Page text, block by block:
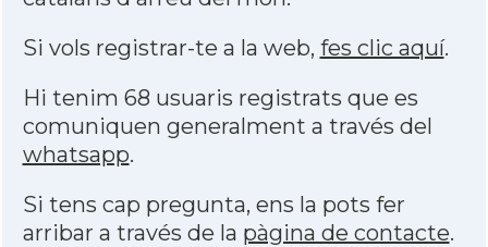
Si vols registrar-te a la web, fes clic aquí.
Hi tenim 68 usuaris registrats que es
comuniquen generalment a través del
whatsapp.
Si tens cap pregunta, ens la pots fer
arribar a través de la pàgina de contacte.